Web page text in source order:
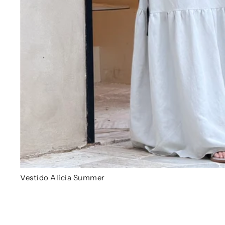
Vestido Alícia Summer